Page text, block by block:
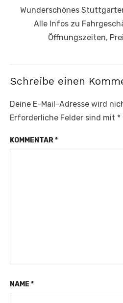
Vorheriger
Beitrag:
Wunderschönes
Alle Infos zu
Öffnungszeiten,
Schreibe einen
Deine E-Mail-Adresse wird
Erforderliche Felder sind mit *
KOMMENTAR*
NAME *